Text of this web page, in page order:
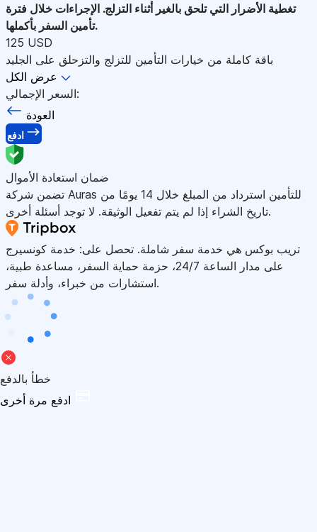
تغطية الأضرار التي تلحق بالغير أثناء التزلج. الإجراءات خلال فترة
تأمين السفر بأكملها.
125 USD
باقة كاملة من خيارات التأمين للتزلج والتزحلق على الجليد
عرض الكل
السعر الإجمالي:
العودة
ادفع
ضمان استعادة الأموال
تضمن شركة Auras للتأمين استرداد من المبلغ خلال 14 يومًا من
تاريخ الشراء إذا لم يتم تفعيل الوثيقة. لا توجد أسئلة أخرى.
تريب بوكس هي خدمة سفر شاملة. تحصل على: خدمة كونسيرج
على مدار الساعة 24/7، حزمة حماية السفر، مساعدة طبية،
استشارات من خبراء، وأدلة سفر.
خطأ بالدفع